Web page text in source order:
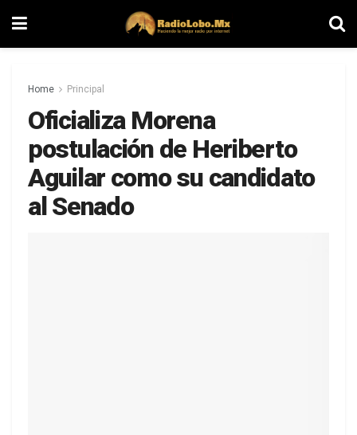
Home Principal
Oficializa Morena
postulación de Heriberto
Aguilar como su candidato
al Senado